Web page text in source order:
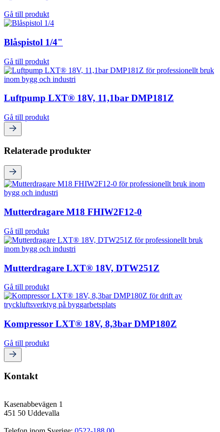
Gå till produkt
Blåspistol 1/4"
Gå till produkt
Luftpump LXT® 18V, 11,1bar DMP181Z
Gå till produkt
Relaterade produkter
Mutterdragare M18 FHIW2F12-0
Gå till produkt
Mutterdragare LXT® 18V, DTW251Z
Gå till produkt
Kompressor LXT® 18V, 8,3bar DMP180Z
Gå till produkt
Kontakt
Kasenabbevägen 1
451 50 Uddevalla